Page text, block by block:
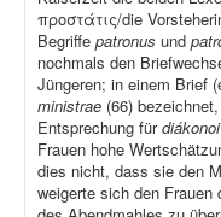
προστάτις/die
Begriffe patronus und
nochmals den
Jüngeren; in einem Brief
ministrae (66)
Entsprechung fürdiákonoi
Frauen hohe
dies nicht, dass sie den
weigerte sich den